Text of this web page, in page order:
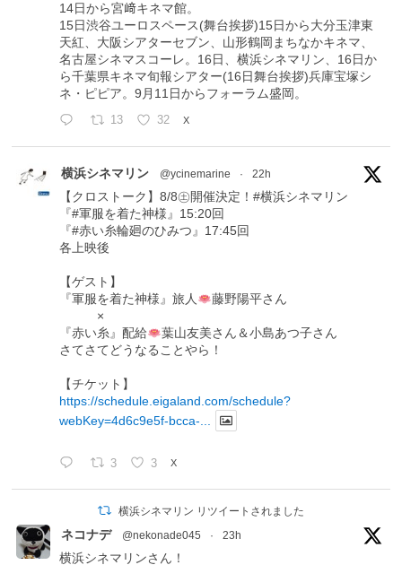
14日から宮﨑キネマ館。
15日渋谷ユーロスペース(舞台挨拶)15日から大分玉津東
天紅、大阪シアターセブン、山形鶴岡まちなかキネマ、
名古屋シネマスコーレ。16日、横浜シネマリン、16日か
ら千葉県キネマ旬報シアター(16日舞台挨拶)兵庫宝塚シ
ネ・ピピア。9月11日からフォーラム盛岡。
13 32 X
横浜シネマリン @ycinemarine · 22h
【クロストーク】8/8㊏開催決定！#横浜シネマリン
『#軍服を着た神様』15:20回
『#赤い糸輪廻のひみつ』17:45回
各上映後
【ゲスト】
『軍服を着た神様』旅人
藤野陽平さん
×
『赤い糸』配給
葉山友美さん＆小島あつ子さん
さてさてどうなることやら！
【チケット】
https://schedule.eigaland.com/schedule?
webKey=4d6c9e5f-bcca-...
3 3 X
横浜シネマリン リツイートされました
ネコナデ @nekonade045 · 23h
横浜シネマリンさん！